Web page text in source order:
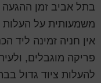
בתל אביב זמן ההגעה
משמעותית על העלות
אין חניה זמינה ליד
פריקה מוגבלים,
להעלות ציוד גדול